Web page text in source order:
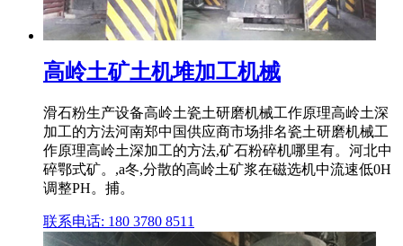
高岭土矿土机堆加工机械
滑石粉生产设备高岭土瓷土研磨机械工作原理高岭土深
加工的方法河南郑中国供应商市场排名瓷土研磨机械工
作原理高岭土深加工的方法,矿石粉碎机哪里有。河北中
碎鄂式矿。,a冬,分散的高岭土矿浆在磁选机中流速低0H
调整PH。捕。
联系电话: 180 3780 8511